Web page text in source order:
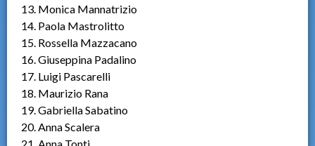
13. Monica Mannatrizio
14. Paola Mastrolitto
15. Rossella Mazzacano
16. Giuseppina Padalino
17. Luigi Pascarelli
18. Maurizio Rana
19. Gabriella Sabatino
20. Anna Scalera